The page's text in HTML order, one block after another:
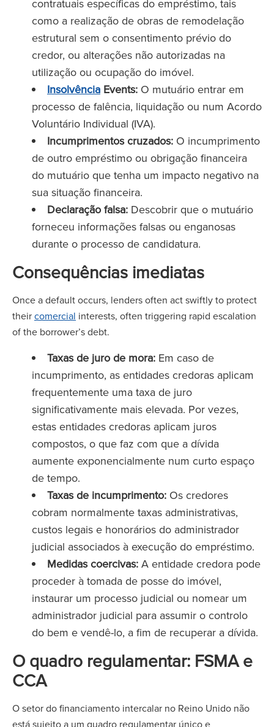
contratuais específicas do empréstimo, tais
como a realização de obras de remodelação
estrutural sem o consentimento prévio do
credor, ou alterações não autorizadas na
utilização ou ocupação do imóvel.
Insolvência Events: O mutuário entrar em
processo de falência, liquidação ou num Acordo
Voluntário Individual (IVA).
Incumprimentos cruzados: O incumprimento
de outro empréstimo ou obrigação financeira
do mutuário que tenha um impacto negativo na
sua situação financeira.
Declaração falsa: Descobrir que o mutuário
forneceu informações falsas ou enganosas
durante o processo de candidatura.
Consequências imediatas
Once a default occurs, lenders often act swiftly to protect
theircomercial interests, often triggering rapid escalation
of the borrower’s debt.
Taxas de juro de mora: Em caso de
incumprimento, as entidades credoras aplicam
frequentemente uma taxa de juro
significativamente mais elevada. Por vezes,
estas entidades credoras aplicam juros
compostos, o que faz com que a dívida
aumente exponencialmente num curto espaço
de tempo.
Taxas de incumprimento: Os credores
cobram normalmente taxas administrativas,
custos legais e honorários do administrador
judicial associados à execução do empréstimo.
Medidas coercivas: A entidade credora pode
proceder à tomada de posse do imóvel,
instaurar um processo judicial ou nomear um
administrador judicial para assumir o controlo
do bem e vendê-lo, a fim de recuperar a dívida.
O quadro regulamentar: FSMA e
CCA
O setor do financiamento intercalar no Reino Unido não
está sujeito a um quadro regulamentar único e